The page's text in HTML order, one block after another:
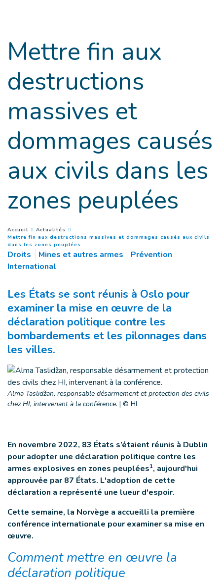
Mettre fin aux
destructions
massives et
dommages causés
aux civils dans les
zones peuplées
You are here :
Accueil
Actualités
Mettre fin aux destructions massives et dommages causés aux civils
dans les zones peuplées
Droits Mines et autres armes
Prévention
International
Les États se sont réunis à Oslo pour
examiner la mise en œuvre de la
déclaration politique contre les
bombardements et les pilonnages dans
les villes.
Alma Taslidžan, responsable désarmement et protection des civils
chez HI, intervenant à la conférence. | © HI
En novembre 2022, 83 États s’étaient réunis à Dublin
pour adopter une déclaration politique contre les
armes explosives en zones peuplées1, aujourd'hui
approuvée par 87 États. L'adoption de cette
déclaration a représenté une lueur d'espoir.
Cette semaine, la Norvège a accueilli la première
conférence internationale pour examiner sa mise en
œuvre.
Comment mettre en œuvre la
déclaration politique